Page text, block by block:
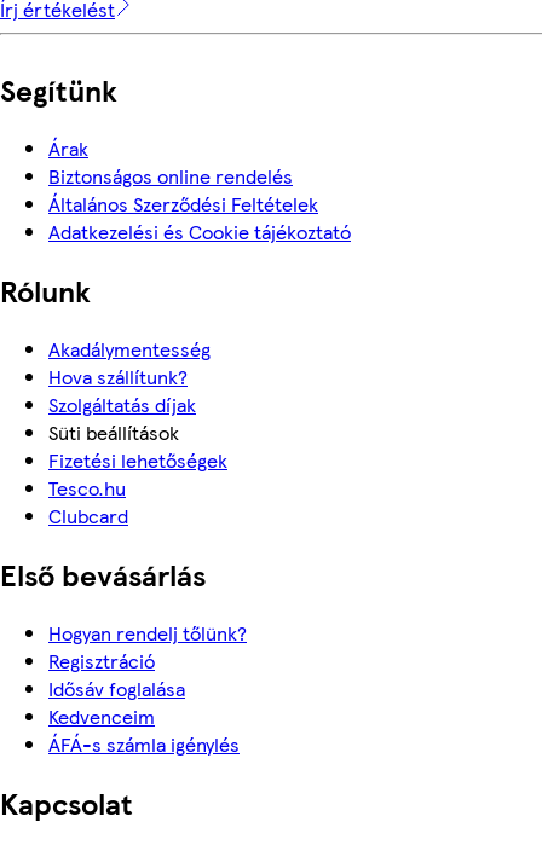
Írj értékelést
Segítünk
Árak
Biztonságos online rendelés
Általános Szerződési Feltételek
Adatkezelési és Cookie tájékoztató
Rólunk
Akadálymentesség
Hova szállítunk?
Szolgáltatás díjak
Süti beállítások
Fizetési lehetőségek
Tesco.hu
Clubcard
Első bevásárlás
Hogyan rendelj tőlünk?
Regisztráció
Idősáv foglalása
Kedvenceim
ÁFÁ-s számla igénylés
Kapcsolat